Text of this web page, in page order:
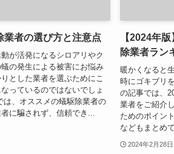
業者の選び方と注意点
が活発になるシロアリやク
の発生による被害にお悩み
とした業者を選ぶためにこ
っているのではないでしょ
は、オススメの蟻駆除業者の
に騙されず、信頼でき...
【2024年
除業者ラン
暖かくなると
時にゴキブリ
の記事では、
業者をご紹介
ためのポイン
などもまとめ
2024年2月28日